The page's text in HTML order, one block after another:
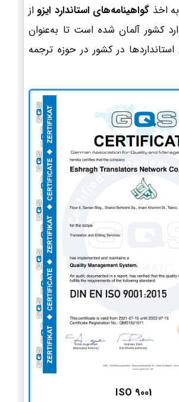
اخذ گواهینامه‌های استاندارد ایزو از
کشور آلمان شده است تا به‌عنوان
استانداردها در کشور در حوزه ترجمه
ISO 9001